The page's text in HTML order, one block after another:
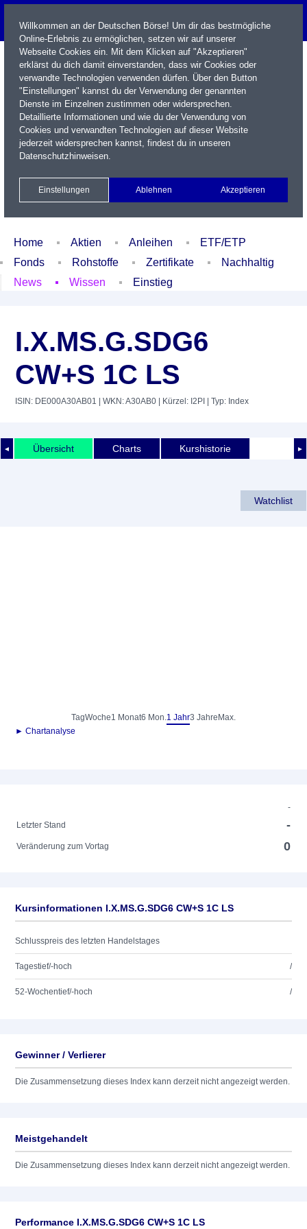
Name / WKN / ISIN / Kürzel
Xetra Realtime
Watchlist Portfolio Login
Home Aktien Anleihen
ETF/ETP
Fonds
Rohstoffe Zertifikate
Nachhaltig
News
Wissen Einstieg
I.X.MS.G.SDG6
CW+S 1C LS
ISIN: DE000A30AB01 | WKN: A30AB0 | Kürzel: I2PI | Typ: Index
◄ ►
Übersicht Charts Kurshistorie
Watchlist
TagWoche1 Monat6 Mon.1 Jahr3 Jahre Max.
► Chartanalyse
-
Letzter Stand
-
Veränderung zum Vortag 0
Kursinformationen I.X.MS.G.SDG6 CW+S 1C LS
Schlusspreis des letzten Handelstages
Tagestief/-hoch /
52-Wochentief/-hoch /
Gewinner / Verlierer
Die Zusammensetzung dieses Index kann derzeit nicht angezeigt werden.
Meistgehandelt
Die Zusammensetzung dieses Index kann derzeit nicht angezeigt werden.
Performance I.X.MS.G.SDG6 CW+S 1C LS
Willkommen an der Deutschen Börse! Um dir das bestmögliche
Online-Erlebnis zu ermöglichen, setzen wir auf unserer
Webseite Cookies ein. Mit dem Klicken auf "Akzeptieren"
erklärst du dich damit einverstanden, dass wir Cookies oder
verwandte Technologien verwenden dürfen. Über den Button
"Einstellungen" kannst du der Verwendung der genannten
Dienste im Einzelnen zustimmen oder widersprechen.
Detaillierte Informationen und wie du der Verwendung von
Cookies und verwandten Technologien auf dieser Website
jederzeit widersprechen kannst, findest du in unseren
Datenschutzhinweisen.
Einstellungen Ablehnen Akzeptieren